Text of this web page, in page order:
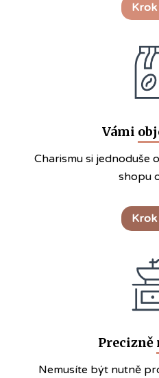
Krok
Vámi
Charismu si jednoduše
shopu
Krok
Precizně
Nemusíte být nutně